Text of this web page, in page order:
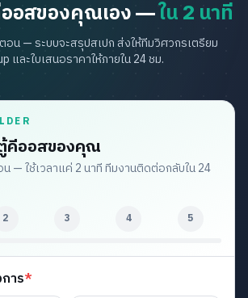
อสของคุณเอง —ใน 2 นาที
อน — ระบบจะสรุปสเปก ส่งให้ทีมวิศวกรเตรียม
และใบเสนอราคาให้ภายใน 24 ชม.
คีออสของคุณ
— ใช้เวลาแค่ 2 นาที ทีมงานติดต่อกลับใน 24
2 3 4 5
าร*